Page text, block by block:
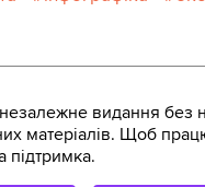
видання без
матеріалів. Щоб
підтримка.